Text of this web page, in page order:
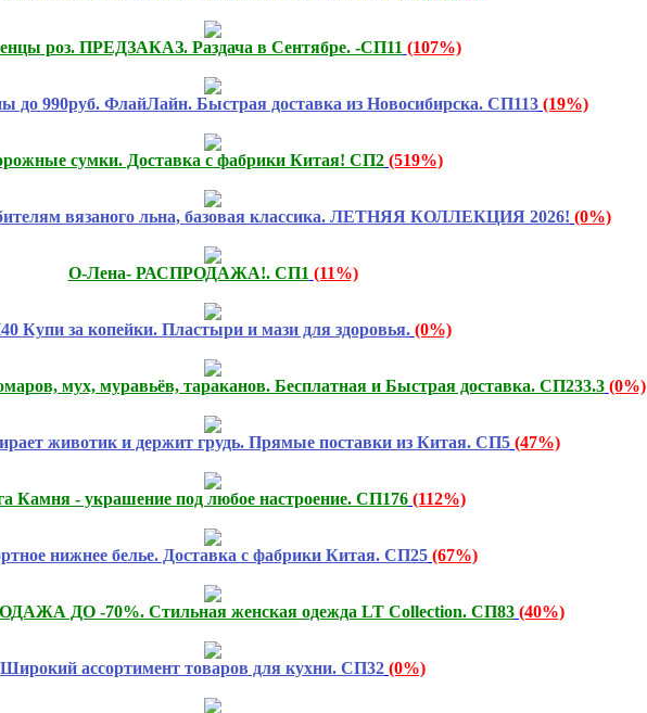
роз. ПРЕДЗАКАЗ. Раздача в Сентябре. -СП11 (107%)
990руб. ФлайЛайн. Быстрая доставка из Новосибирска. СП113 (19%)
сумки. Доставка с фабрики Китая! СП2 (519%)
вязаного льна, базовая классика. ЛЕТНЯЯ КОЛЛЕКЦИЯ 2026! (0%)
О-Лена- РАСПРОДАЖА!. СП1 (11%)
Купи за копейки. Пластыри и мази для здоровья. (0%)
мух, муравьёв, тараканов. Бесплатная и Быстрая доставка. СП233.3 (0%)
животик и держит грудь. Прямые поставки из Китая. СП5 (47%)
Камня - украшение под любое настроение. СП176 (112%)
нижнее белье. Доставка с фабрики Китая. СП25 (67%)
ДО -70%. Стильная женская одежда LT Collection. СП83 (40%)
Широкий ассортимент товаров для кухни. СП32 (0%)